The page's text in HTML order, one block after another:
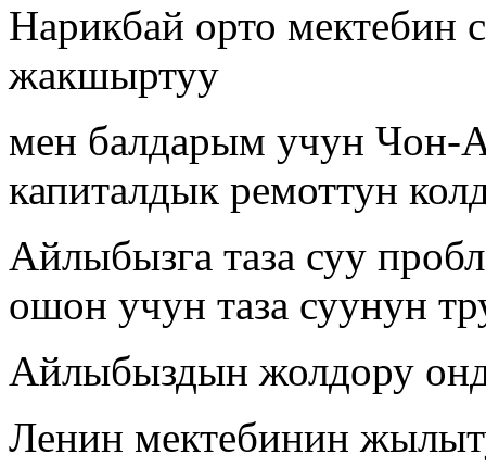
Нарикбай орто мектебин
жакшыртуу
мен балдарым учун Чон-
капиталдык ремоттун
Айлыбызга таза суу
ошон учун таза суунун
Айлыбыздын жолдору
Ленин мектебинин